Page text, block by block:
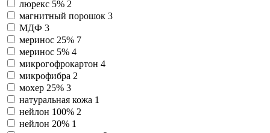
люрекс 5% 2
магнитный порошок 3
МДФ 3
меринос 25% 7
меринос 5% 4
микрогофрокартон 4
микрофибра 2
мохер 25% 3
натуральная кожа 1
нейлон 100% 2
нейлон 20% 1